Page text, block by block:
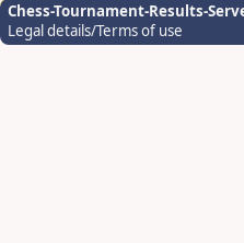
Chess-Tournament-Results-
Legal details/Terms of use